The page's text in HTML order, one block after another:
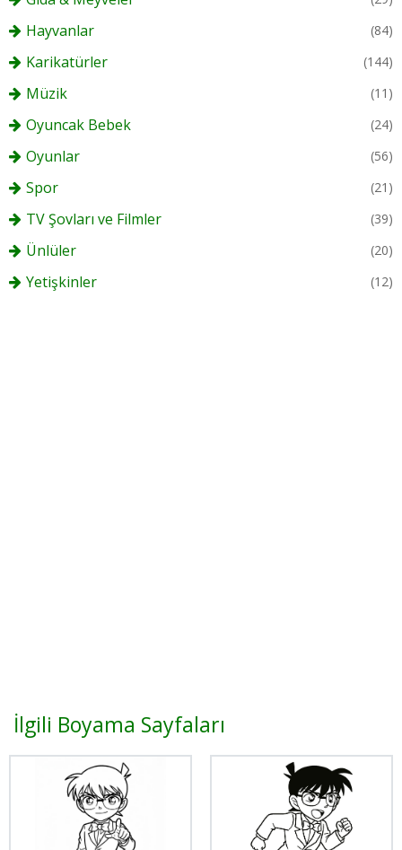
Hayvanlar (84)
Karikatürler (144)
Müzik (11)
Oyuncak Bebek (24)
Oyunlar (56)
Spor (21)
TV Şovları ve Filmler (39)
Ünlüler (20)
Yetişkinler (12)
İlgili Boyama Sayfaları